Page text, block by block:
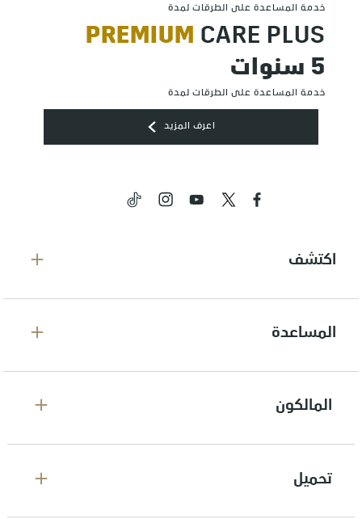
خدمة المساعدة على الطرقات لمدة
PREMIUM CARE PLUS
5 سنوات
خدمة المساعدة على الطرقات لمدة
اعرف المزيد